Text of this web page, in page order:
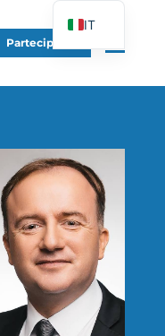
Partecipare
IT
FR
EN
PT
PL
UK